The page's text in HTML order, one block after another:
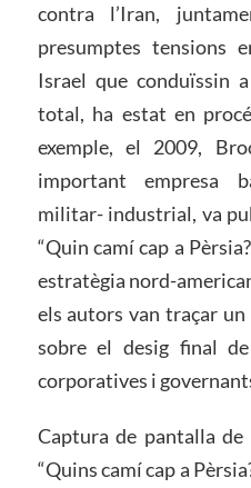
contra l’Iran,
presumptes tensions
Israel que conduïssin
total, ha estat en
exemple, el 2009,
important empresa
militar- industrial, va
“Quin camí cap a
estratègia nord-
els autors van traçar
sobre el desig final de
corporatives i
Captura de pantalla de
“Quins camí cap a